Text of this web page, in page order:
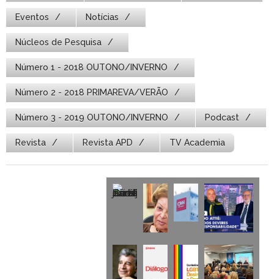
Eventos Notícias
Núcleos de Pesquisa
Número 1 - 2018 OUTONO/INVERNO
Número 2 - 2018 PRIMAREVA/VERÃO
Número 3 - 2019 OUTONO/INVERNO Podcast
Revista Revista APD TV Academia